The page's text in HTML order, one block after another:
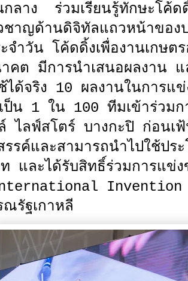
ลาง ร่วมเรียนรู้ทักษะโค้
ชาญด้านดิจิทัลแถวหน้าขอ
จำวัน โค้ดดิ้งเพื่องานเกษ
คต มีการนำเสนอผลงาน
ได้จริง 10 ผลงานในการ
เป็น 1 ใน 100 ทีมเข้าร่ว
ไลฟ์สโตร์ บางกะปิ ก่อนเ
รรค์และสามารถนำไปใช้ปร
และได้รับสิทธิ์ร่วมการแข่
Invention
รัฐเกาหลี